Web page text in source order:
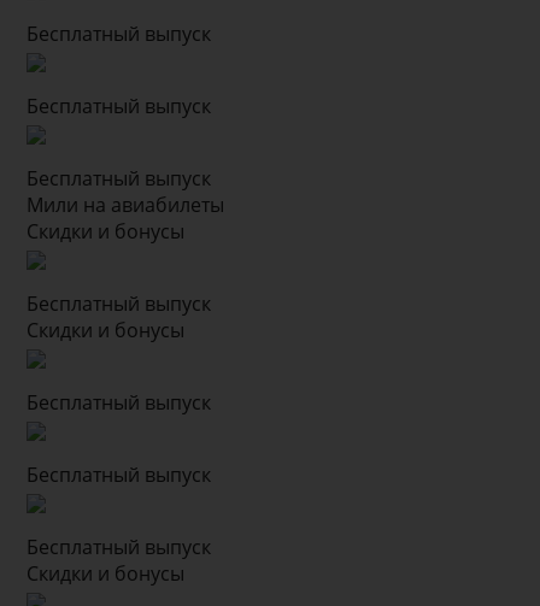
Бесплатный выпуск
Бесплатный выпуск
Бесплатный выпуск
Мили на авиабилеты
Скидки и бонусы
Бесплатный выпуск
Скидки и бонусы
Бесплатный выпуск
Бесплатный выпуск
Бесплатный выпуск
Скидки и бонусы